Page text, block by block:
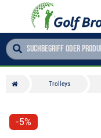
Trolleys
-5%